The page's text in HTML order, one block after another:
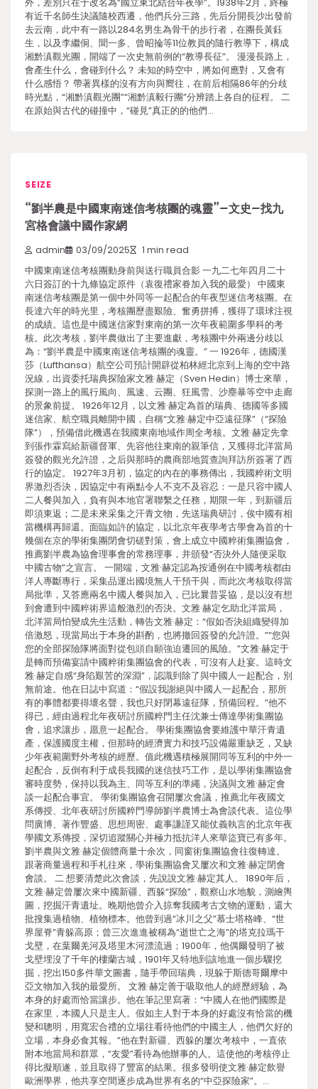
有近千名師生決議隨校西遷，他們兵分三路，先后分開長沙出發前
去云南，此中有一路以284名男生為骨干的步行者，在團長黃鈺
生，以及李繼侗、聞一多、曾昭掄等11位教員的隨行教導下，構成
湘黔滇觀光團，開端了一次史無前例的“教導長征”。 漫漫長路上，
會產生什么，會碰到什么？ 未知的時空中，將如何應對，又會有
什么感悟？ 帶著異樣的沒有方向與嚮往，在前后相隔86年的分歧
時光點，“湘黔滇觀光團”“湘黔滇毅行團”分辨踏上各自的征程。 二
在原始與古代的碰撞中，“碰見”真正的的他們…
SEIZE
“劉半農是中國東南迷信考核團的魂靈”–文史–找九
宮格會議中國作家網
admin 03/09/2025 1 min read
中國東南迷信考核團動身前與送行職員合影 一九二七年四月二十
六日簽訂的十九條協定原件（袁復禮家眷加入我的最愛） 中國東
南迷信考核團是第一個中外同等一起配合的年夜型迷信考核團。在
長達六年的時光里，考核團歷盡艱險、奮勇拼搏，獲得了環球注視
的成績。這也是中國迷信家對東南的第一次年夜範圍多學科的考
核。此次考核，劉半農做出了主要進獻，考核團中外兩邊分歧以
為：“劉半農是中國東南迷信考核團的魂靈。” 一 1926年，德國漢
莎（Lufthansa）航空公司預計開辟從柏林經北京到上海的空中路
況線，出資委托瑞典探險家文雅·赫定（Sven Hedin）博士來華，
探測一路上的風行風向、風速、云團、狂風雪、沙塵暴等空中走廊
的景象前提。 1926年12月，以文雅·赫定為首的瑞典、德國等多國
迷信家、航空職員離開中國，自稱“文雅·赫定中亞遠征隊”（“探險
隊”），預備借此機遇在我國東南地域作周全考核。文雅·赫定先拿
到張作霖寫給新疆督軍、先容他往東南的親筆信，又獲得北洋當局
簽發的觀光允許證，之后與那時的農商部地質查詢拜訪所簽署了西
行的協定。 1927年3月初，協定的內在的事務傳出，我國粹術文明
界激烈否決，因協定中有兩點令人不克不及容忍：一是只容中國人
二人餐與加入，負有與本地官署聯繫之任務，期限一年，到新疆后
即須東返；二是未來采集之汗青文物，先送瑞典研討，俟中國有相
當機構再歸還。面臨如許的協定，以北京年夜學考古學會為首的十
幾個在京的學術集團閉會切磋對策，會上成立中國粹術集團協會，
推薦劉半農為協會理事會的常務理事，并頒發“否決外人隨便采取
中國古物”之宣言。 一開端，文雅·赫定認為按通例在中國考核都由
洋人專斷專行，采集品運出國境無人干預干與，而此次考核取得當
局批準，又答應兩名中國人餐與加入，已比曩昔妥協，是以沒有想
到會遭到中國粹術界這般激烈的否決。文雅·赫定乞助北洋當局，
北洋當局怕變成先生活動，轉告文雅·赫定：“假如否決組織變得加
倍激怒，現當局出于本身的斟酌，也將撤回簽發的允許證。”“您與
您的全部探險隊將面對從包頭自願強迫遷回的風險。”文雅·赫定于
是轉而預備宴請中國粹術集團協會的代表，可沒有人赴宴。這時文
雅·赫定自感“身陷艱苦的深淵”，認識到除了與中國人一起配合，別
無前途。他在日誌中寫道：“假設我謝絕與中國人一起配合，那所
有的事體都要得壞名聲，我也只好閉幕遠征隊，預備回程。”他不
得已，經由過程北年夜研討所國粹門主任沈兼士傳達學術集團協
會，追求讓步，愿意一起配合。 學術集團協會要維護中華汗青遺
產，保護國度主權，但那時的經濟實力和技巧設備嚴重缺乏，又缺
少年夜範圍野外考核的經歷。值此機遇積極展開同等互利的中外一
起配合，反倒有利于成長我國的迷信技巧工作，是以學術集團協會
審時度勢，保持以我為主、同等互利的準繩，決議與文雅·赫定會
談一起配合事宜。 學術集團協會召開屢次會議，推薦北年夜國文
系傳授、北年夜研討所國粹門導師劉半農博士為會談代表。這位學
問廣博、著作豐盛、思想周密、處事謙謹又能仗義執言的北京年夜
學國文系傳授，深切追蹤關心并極力抵抗洋人來華盜寶已有多年。
劉半農與文雅·赫定個體商量十余次，同窗術集團協會往復轉達。
跟著商量過程和手札往來，學術集團協會又屢次和文雅·赫定閉會
會談。 二 想要清楚此次會談，先說說文雅·赫定其人。 1890年后，
文雅·赫定曾屢次來中國新疆、西躲“探險”，觀察山水地貌，測繪輿
圖，挖掘汗青遺址。晚期他曾介入掠奪我國考古文物的運動，還大
批搜集過植物、植物標本。他曾到過“冰川之父”慕士塔格峰、“世
界屋脊”青躲高原；曾三次進進被稱為“逝世亡之海”的塔克拉瑪干
戈壁，在葉爾羌河及塔里木河漂流過；1900年，他偶爾發明了被
戈壁埋沒了千年的樓蘭古城，1901年又特地到該地進一個步驟挖
掘，挖出150多件華文圖書，隨手帶回瑞典，現躲于斯德哥爾摩中
亞文物加入我的最愛所。 文雅·赫定善于吸取他人的經歷經驗，為
本身的好處而恰當讓步。他在筆記里寫著：“中國人在他們國際是
在家里，本國人只是主人。假如主人對于本身的好處沒有恰當的機
變和聰明，用寬宏合禮的立場往看待他們的中國主人，他們欠好的
立場，本身必食其報。”他在對新疆、西躲的屢次考核中，一直依
附本地當局和群眾，“友愛”看待為他辦事的人。這使他的考核停止
得比擬順遂，並且取得了豐富的結果。很多發明使文雅·赫定飲譽
歐洲學界，他共享空間逐步成為世界有名的“中亞探險家”。…